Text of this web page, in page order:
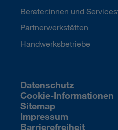
Berater:innen und
Partnerwerkstätten
Handwerksbetriebe
Datenschutz
Cookie-Informationen
Sitemap
Impressum
Barrierefreiheit